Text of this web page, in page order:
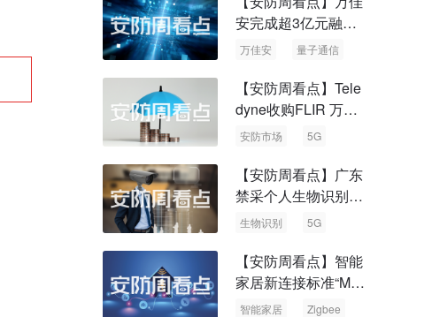
安完成超3亿元融资
国内首批量子通信标
万佳安 量子通信
【安防周看点】Tele
dyne收购FLIR 万物
云新品牌“万御安防”
安防市场 5G
【安防周看点】广东
禁采个人生物识别信
息 中国5G基站占全
生物识别 5G
【安防周看点】智能
家居新连接标准“Matt
er” Zigbee联盟更名
智能家居 Zigbee